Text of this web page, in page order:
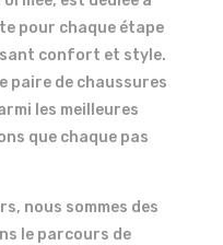
pour chaque étape
confort et style.
paire de chaussures
les meilleures
que chaque pas
nous sommes des
le parcours de